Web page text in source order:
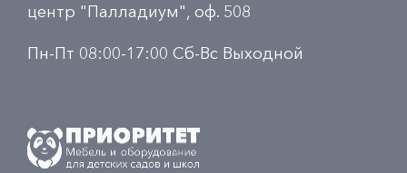
центр "Палладиум", оф. 508
Пн-Пт 08:00-17:00 Сб-Вс Выходной